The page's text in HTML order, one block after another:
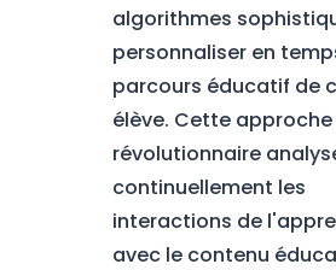
algorithmes
personnaliser en
parcours éducatif de
élève. Cette approche
révolutionnaire
continuellement les
interactions de
avec le contenu